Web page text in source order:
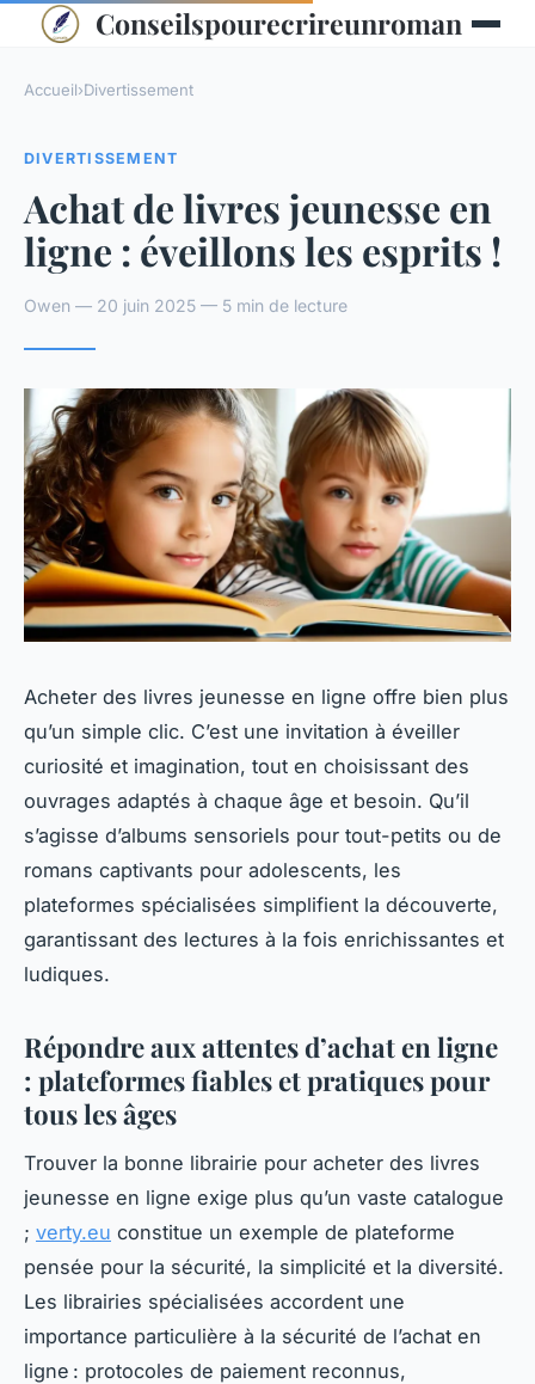
Conseilspourecrireunroman
Accueil›Divertissement
DIVERTISSEMENT
Achat de livres jeunesse en
ligne : éveillons les esprits !
Owen — 20 juin 2025 — 5 min de lecture
Acheter des livres jeunesse en ligne offre bien plus
qu’un simple clic. C’est une invitation à éveiller
curiosité et imagination, tout en choisissant des
ouvrages adaptés à chaque âge et besoin. Qu’il
s’agisse d’albums sensoriels pour tout-petits ou de
romans captivants pour adolescents, les
plateformes spécialisées simplifient la découverte,
garantissant des lectures à la fois enrichissantes et
ludiques.
Répondre aux attentes d’achat en ligne
: plateformes fiables et pratiques pour
tous les âges
Trouver la bonne librairie pour acheter des livres
jeunesse en ligne exige plus qu’un vaste catalogue
; verty.eu constitue un exemple de plateforme
pensée pour la sécurité, la simplicité et la diversité.
Les librairies spécialisées accordent une
importance particulière à la sécurité de l’achat en
ligne : protocoles de paiement reconnus,